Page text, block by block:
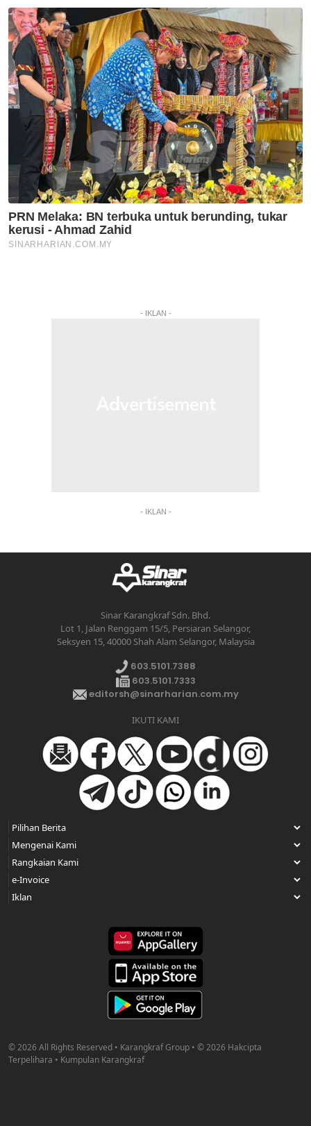
- IKLAN -
- IKLAN -
Sinar Karangkraf Sdn. Bhd.
Lot 1, Jalan Renggam 15/5, Persiaran Selangor,
Seksyen 15, 40000 Shah Alam Selangor, Malaysia
603.5101.7388
603.5101.7333
editorsh@sinarharian.com.my
IKUTI KAMI
© 2026 All Rights Reserved • Karangkraf Group • © 2026 Hakcipta
Terpelihara • Kumpulan Karangkraf